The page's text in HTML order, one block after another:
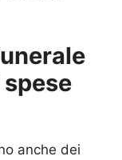
anche dei